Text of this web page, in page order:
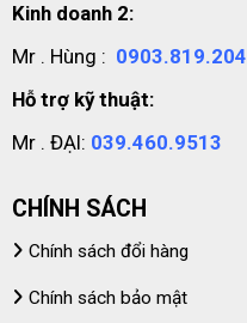
Kinh doanh 2:
Mr . Hùng : 0903.819.204
Hỗ trợ kỹ thuật:
Mr . ĐẠI: 039.460.9513
CHÍNH SÁCH
Chính sách đổi hàng
Chính sách bảo mật